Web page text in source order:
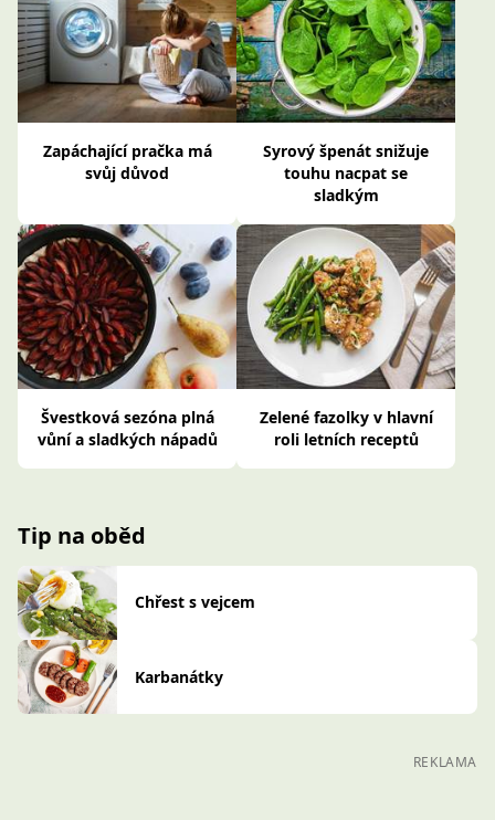
Zapáchající pračka má
svůj důvod
Syrový špenát snižuje
touhu nacpat se
sladkým
Švestková sezóna plná
vůní a sladkých nápadů
Zelené fazolky v hlavní
roli letních receptů
Tip na oběd
Chřest s vejcem
Karbanátky
REKLAMA